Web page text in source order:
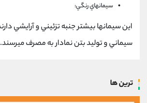
سيمانهاي رنگي:
اين سيمانها بيشتر جنبه تزئيني و آرايشي
سيماني و توليد بتن نمادار به مصرف ميرسند.
ترین ها